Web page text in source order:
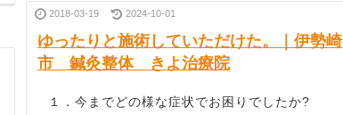
2018-03-19 2024-10-01
ゆったりと施術していただけた。｜伊勢崎
市 鍼灸整体 きよ治療院
１．今までどの様な症状でお困りでしたか?